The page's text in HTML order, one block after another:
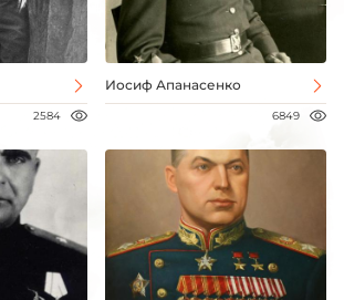
2584
Иосиф Апанасенко
6849